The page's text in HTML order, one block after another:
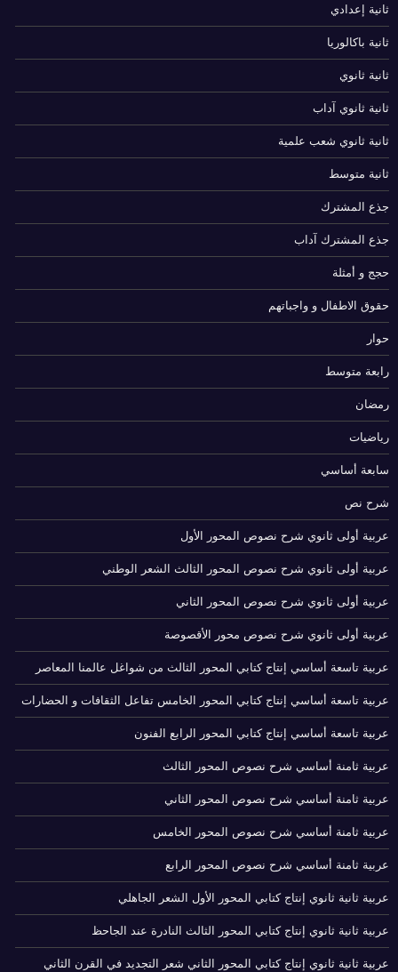
ثانية إعدادي
ثانية باكالوريا
ثانية ثانوي
ثانية ثانوي آداب
ثانية ثانوي شعب علمية
ثانية متوسط
جذع المشترك
جذع المشترك آداب
حجج و أمثلة
حقوق الاطفال و واجباتهم
حوار
رابعة متوسط
رمضان
رياضيات
سابعة أساسي
شرح نص
عربية أولى ثانوي شرح نصوص المحور الأول
عربية أولى ثانوي شرح نصوص المحور الثالث الشعر الوطني
عربية أولى ثانوي شرح نصوص المحور الثاني
عربية أولى ثانوي شرح نصوص محور الأقصوصة
عربية تاسعة أساسي إنتاج كتابي المحور الثالث من شواغل عالمنا المعاصر
عربية تاسعة أساسي إنتاج كتابي المحور الخامس تفاعل الثقافات و الحضارات
عربية تاسعة أساسي إنتاج كتابي المحور الرابع الفنون
عربية ثامنة أساسي شرح نصوص المحور الثالث
عربية ثامنة أساسي شرح نصوص المحور الثاني
عربية ثامنة أساسي شرح نصوص المحور الخامس
عربية ثامنة أساسي شرح نصوص المحور الرابع
عربية ثانية ثانوي إنتاج كتابي المحور الأول الشعر الجاهلي
عربية ثانية ثانوي إنتاج كتابي المحور الثالث النادرة عند الجاحظ
عربية ثانية ثانوي إنتاج كتابي المحور الثاني شعر التجديد في القرن الثاني